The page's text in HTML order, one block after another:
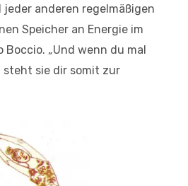
jeder anderen regelmäßigen
Speicher an Energie im
Boccio. „Und wenn du mal
sie dir somit zur